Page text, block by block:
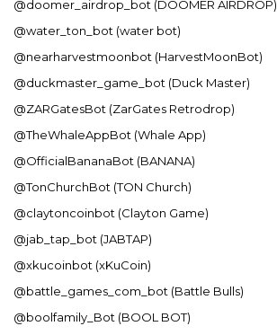
@doomer_airdrop_bot (DOOMER AIRDROP)
@water_ton_bot (water bot)
@nearharvestmoonbot (HarvestMoonBot)
@duckmaster_game_bot (Duck Master)
@ZARGatesBot (ZarGates Retrodrop)
@TheWhaleAppBot (Whale App)
@OfficialBananaBot (BANANA)
@TonChurchBot (TON Church)
@claytoncoinbot (Clayton Game)
@jab_tap_bot (JABTAP)
@xkucoinbot (xKuCoin)
@battle_games_com_bot (Battle Bulls)
@boolfamily_Bot (BOOL BOT)